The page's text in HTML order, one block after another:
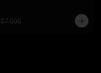
$7.000